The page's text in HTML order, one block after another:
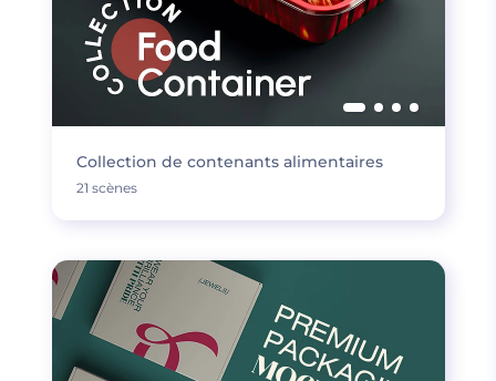
Collection de contenants alimentaires
21 scènes